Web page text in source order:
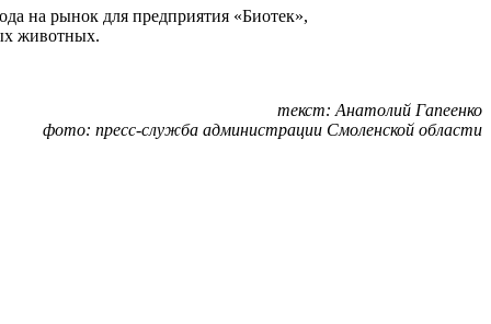
на рынок для предприятия «Биотек»,
животных.
текст: Анатолий Гапеенко
фото: пресс-служба администрации Смоленской области